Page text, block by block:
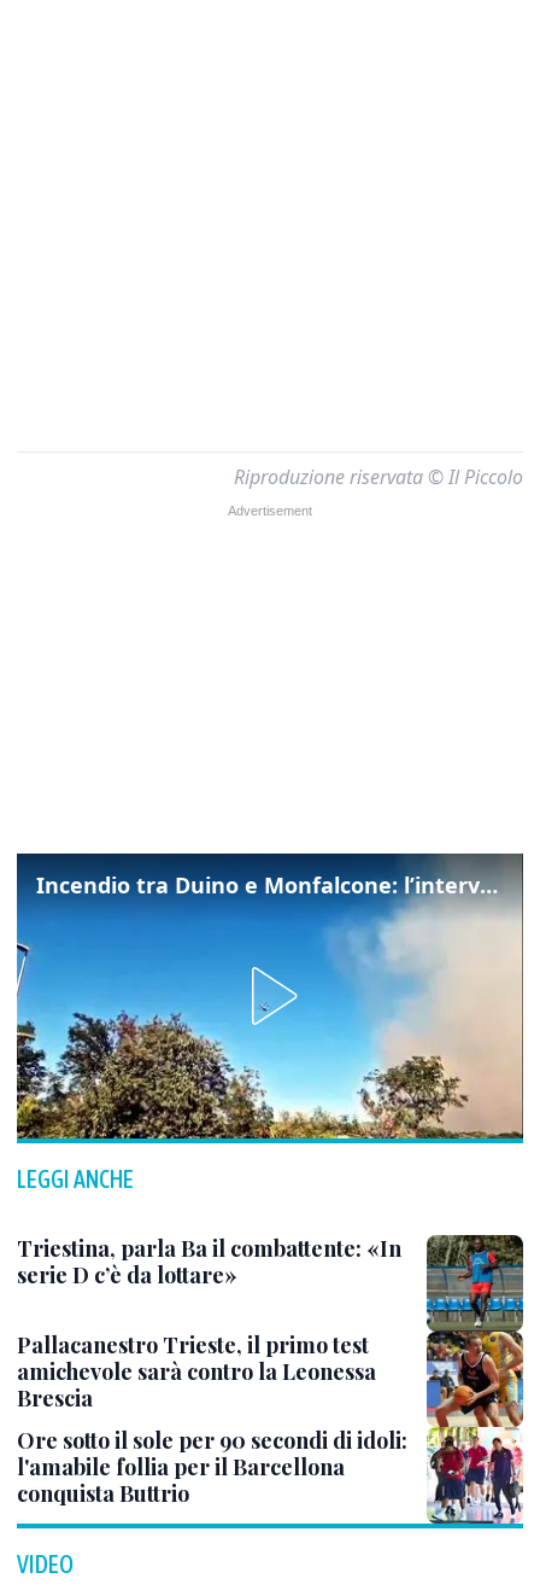
Riproduzione riservata © Il Piccolo
Incendio tra Duino e Monfalcone: l’intervento dei vigili del fuoco
LEGGI ANCHE
Triestina, parla Ba il combattente: «In
serie D c’è da lottare»
Pallacanestro Trieste, il primo test
amichevole sarà contro la Leonessa
Brescia
Ore sotto il sole per 90 secondi di idoli:
l'amabile follia per il Barcellona
conquista Buttrio
VIDEO